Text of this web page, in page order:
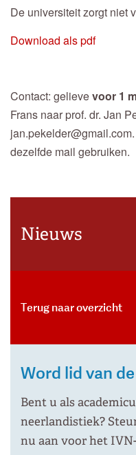
De universiteit zorgt niet
Download als pdf
Contact: gelievevoor 1
Frans naar prof. dr. Jan
dezelfde mail gebruiken.
Nieuws
Terug naar overzicht
Word lid van
Bent u als
neerlandistiek?
nu aan voor het